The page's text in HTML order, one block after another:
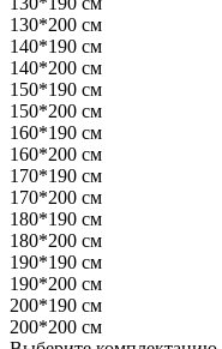
130*200 см
140*190 см
140*200 см
150*190 см
150*200 см
160*190 см
160*200 см
170*190 см
170*200 см
180*190 см
180*200 см
190*190 см
190*200 см
200*190 см
200*200 см